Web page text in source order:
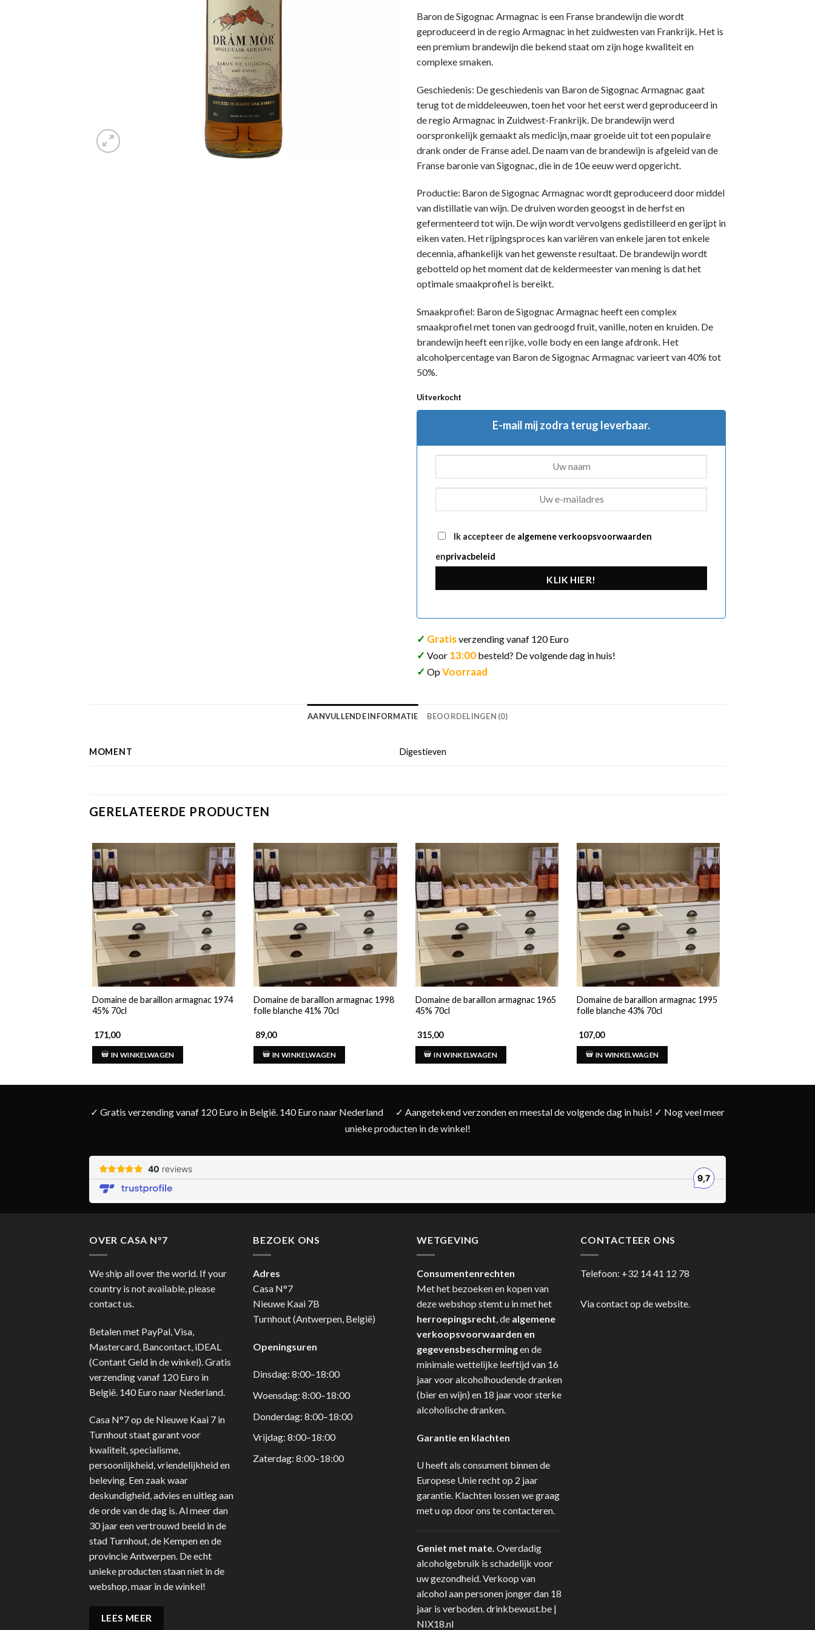
Baron de Sigognac Armagnac is een Franse brandewijn die wordt
geproduceerd in de regio Armagnac in het zuidwesten van Frankrijk. Het is
een premium brandewijn die bekend staat om zijn hoge kwaliteit en
complexe smaken.
Geschiedenis: De geschiedenis van Baron de Sigognac Armagnac gaat
terug tot de middeleeuwen, toen het voor het eerst werd geproduceerd in
de regio Armagnac in Zuidwest-Frankrijk. De brandewijn werd
oorspronkelijk gemaakt als medicijn, maar groeide uit tot een populaire
drank onder de Franse adel. De naam van de brandewijn is afgeleid van de
Franse baronie van Sigognac, die in de 10e eeuw werd opgericht.
Productie: Baron de Sigognac Armagnac wordt geproduceerd door middel
van distillatie van wijn. De druiven worden geoogst in de herfst en
gefermenteerd tot wijn. De wijn wordt vervolgens gedistilleerd en gerijpt in
eiken vaten. Het rijpingsproces kan variëren van enkele jaren tot enkele
decennia, afhankelijk van het gewenste resultaat. De brandewijn wordt
gebotteld op het moment dat de keldermeester van mening is dat het
optimale smaakprofiel is bereikt.
Smaakprofiel: Baron de Sigognac Armagnac heeft een complex
smaakprofiel met tonen van gedroogd fruit, vanille, noten en kruiden. De
brandewijn heeft een rijke, volle body en een lange afdronk. Het
alcoholpercentage van Baron de Sigognac Armagnac varieert van 40% tot
50%.
Uitverkocht
E-mail mij zodra terug leverbaar.
Ik accepteer de algemene verkoopsvoorwaarden
enprivacbeleid
KLIK HIER!
✓ Gratisverzending vanaf 120 Euro
✓ Voor 13:00 besteld? De volgende dag in huis!
✓ OpVoorraad
AANVULLENDE INFORMATIE BEOORDELINGEN (0)
MOMENT Digestieven
GERELATEERDE PRODUCTEN
Domaine de baraillon armagnac 1974
45% 70cl
171,00
IN WINKELWAGEN
Domaine de baraillon armagnac 1998
folle blanche 41% 70cl
89,00
IN WINKELWAGEN
Domaine de baraillon armagnac 1965
45% 70cl
315,00
IN WINKELWAGEN
Domaine de baraillon armagnac 1995
folle blanche 43% 70cl
107,00
IN WINKELWAGEN
✓ Gratis verzending vanaf 120 Euro in België. 140 Euro naar Nederland
✓ Aangetekend verzonden en meestal de volgende dag in huis! ✓ Nog veel meer
unieke producten in de winkel!
OVER CASA N°7
We ship all over the world. If your
country is not available, please
contact us.
Betalen met PayPal, Visa,
Mastercard, Bancontact, iDEAL
(Contant Geld in de winkel). Gratis
verzending vanaf 120 Euro in
België. 140 Euro naar Nederland.
Casa N°7 op de Nieuwe Kaai 7 in
Turnhout staat garant voor
kwaliteit, specialisme,
persoonlijkheid, vriendelijkheid en
beleving. Een zaak waar
deskundigheid, advies en uitleg aan
de orde van de dag is. Al meer dan
30 jaar een vertrouwd beeld in de
stad Turnhout, de Kempen en de
provincie Antwerpen. De echt
unieke producten staan niet in de
webshop, maar in de winkel!
LEES MEER
BEZOEK ONS
Adres
Casa N°7
Nieuwe Kaai 7B
Turnhout (Antwerpen, België)
Openingsuren
Dinsdag: 8:00–18:00
Woensdag: 8:00–18:00
Donderdag: 8:00–18:00
Vrijdag: 8:00–18:00
Zaterdag: 8:00–18:00
WETGEVING
Consumentenrechten
Met het bezoeken en kopen van
deze webshop stemt u in met het
herroepingsrecht , de algemene
verkoopsvoorwaarden en
gegevensbeschermingen de
minimale wettelijke leeftijd van 16
jaar voor alcoholhoudende dranken
(bier en wijn) en 18 jaar voor sterke
alcoholische dranken.
Garantie en klachten
U heeft als consument binnen de
Europese Unie recht op 2 jaar
garantie. Klachten lossen we graag
met u op door ons te contacteren.
Geniet met mate. Overdadig
alcoholgebruik is schadelijk voor
uw gezondheid. Verkoop van
alcohol aan personen jonger dan 18
jaar is verboden.drinkbewust.be |
NIX18.nl
CONTACTEER ONS
Telefoon: +32 14 41 12 78
Via contact op de website.